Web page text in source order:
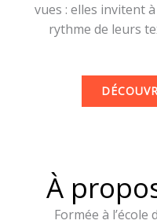
vues : elles invitent
rythme de leurs
À
Formée à